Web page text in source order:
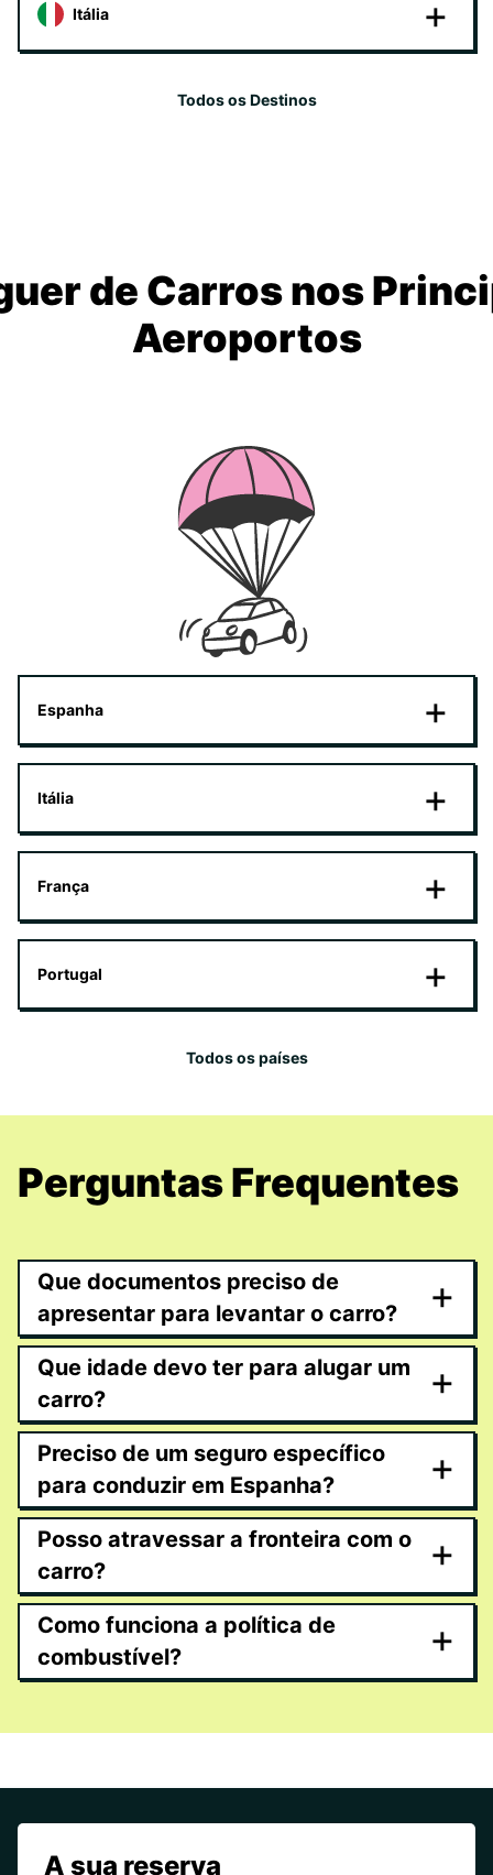
Itália
Todos os Destinos
de Carros nos
Aeroportos
Espanha
Itália
França
Portugal
Todos os países
Perguntas Frequentes
Que documentos preciso de
apresentar para levantar o carro?
+
Que idade devo ter para alugar um
carro?
+
Preciso de um seguro específico
para conduzir em Espanha?
+
Posso atravessar a fronteira com o
carro?
+
Como funciona a política de
combustível?
+
A sua reserva